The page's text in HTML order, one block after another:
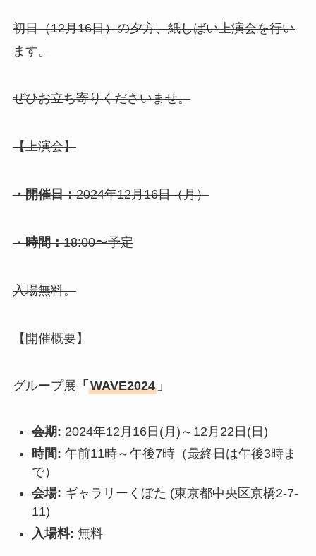
初日（12月16日）の夕方、紙しばい上演会を行い
ます。
ぜひお立ち寄りくださいませ。
【上演会】
・開催日：2024年12月16日（月）
・時間：18:00〜予定
入場無料。
【開催概要】
グループ展 「 WAVE2024」
会期: 2024年12月16日(月)～12月22日(日)
時間: 午前11時～午後7時（最終日は午後3時ま
で）
会場: ギャラリーくぼた (東京都中央区京橋2-7-
11)
入場料: 無料